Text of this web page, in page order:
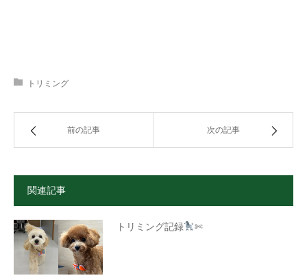
トリミング
前の記事 次の記事
関連記事
トリミング記録 ✄